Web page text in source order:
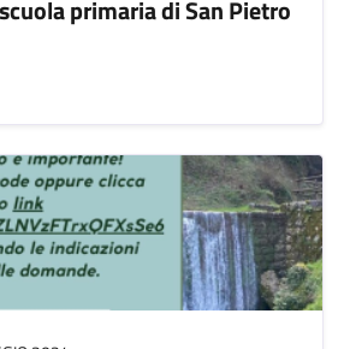
primaria di San Pietro